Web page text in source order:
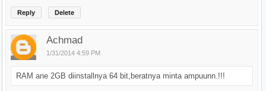
Reply Delete
Achmad
1/31/2014 4:59 PM
RAM ane 2GB diinstallnya 64 bit,beratnya minta ampuunn.!!!